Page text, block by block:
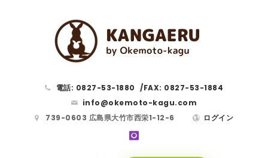
電話: 0827-53-1880 /FAX: 0827-53-1884
info@okemoto-kagu.com
739-0603 広島県大竹市西栄1-12-6
ログイン